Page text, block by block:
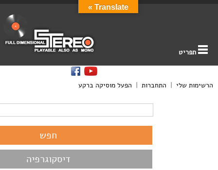
תפריט
הרשימות שלי | התחברות | הפעל מוסיקה ברקע
דיסקוגרפיה
Translate »